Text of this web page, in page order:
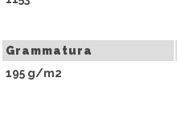
Grammatura
195 g/m2